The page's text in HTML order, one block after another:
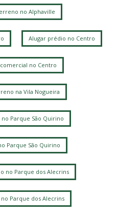
no Alphaville
Alugar prédio no Centro
no Centro
na Vila Nogueira
no Parque São Quirino
Parque São Quirino
no Parque dos Alecrins
Parque dos Alecrins